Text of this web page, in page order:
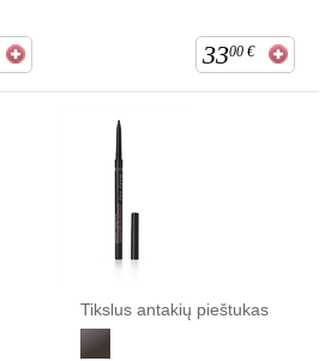
3300 €
Tikslus antakių pieštukas